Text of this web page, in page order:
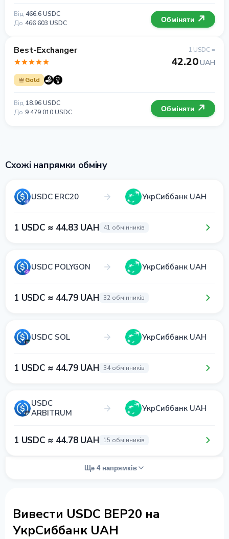
Від 466.6 USDC
До 466 603 USDC Обміняти
Best-Exchanger
Gold
1 USDC =
42.20UAH
Від 18.96 USDC
До 9 479.010 USDC Обміняти
Схожі напрямки обміну
USDC ERC20 УкрСиббанк UAH
1 USDC ≈ 44.83 UAH 41 обмінників
USDC POLYGON УкрСиббанк UAH
1 USDC ≈ 44.79 UAH 32 обмінників
USDC SOL УкрСиббанк UAH
1 USDC ≈ 44.79 UAH 34 обмінників
USDC
ARBITRUM
УкрСиббанк UAH
1 USDC ≈ 44.78 UAH 15 обмінників
Ще 4 напрямків
Вивести USDC BEP20 на
УкрСиббанк UAH